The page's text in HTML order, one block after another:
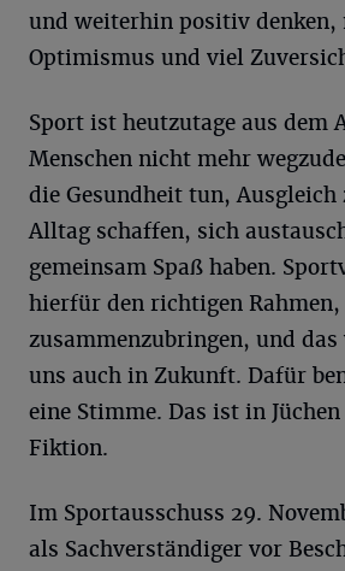
und weiterhin positiv denken,
Optimismus und viel
Sport ist heutzutage aus dem
Menschen nicht mehr
die Gesundheit tun, Ausgleich
Alltag schaffen, sich
gemeinsam Spaß haben.
hierfür den richtigen Rahmen,
zusammenzubringen, und
uns auch in Zukunft. Dafür
eine Stimme. Das ist in
Fiktion.
Im Sportausschuss 29.
als Sachverständiger vor